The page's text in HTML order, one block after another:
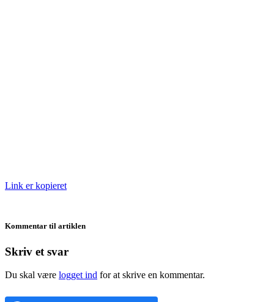
Link er kopieret
Kommentar til artiklen
Skriv et svar
Du skal være logget ind for at skrive en kommentar.